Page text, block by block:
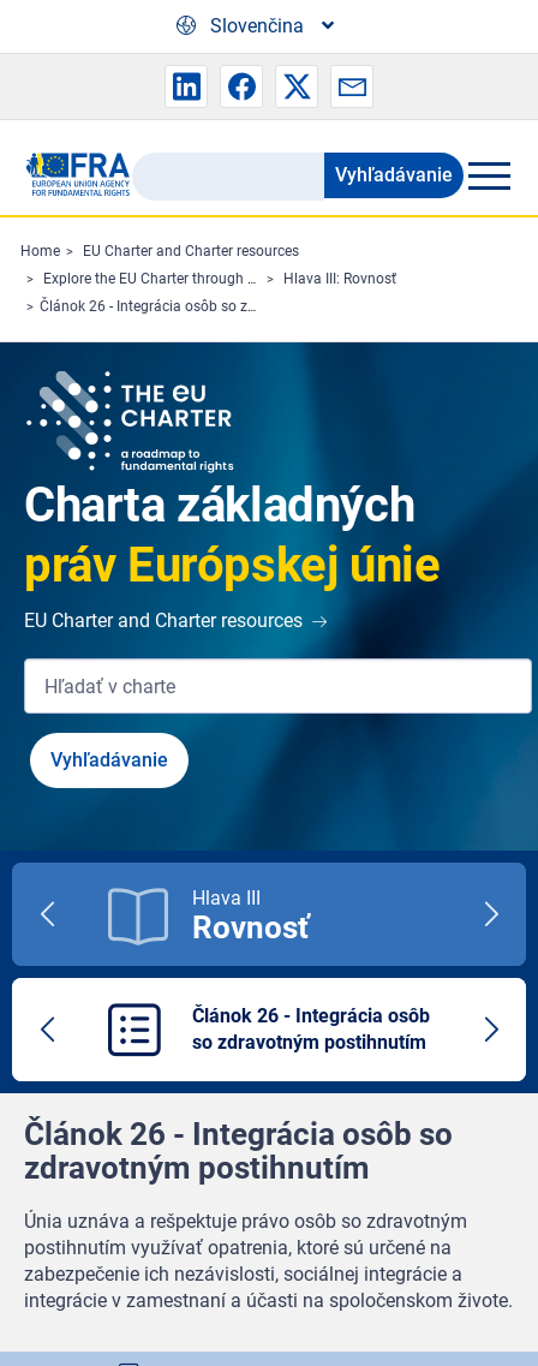
Slovenčina
Search
the
FRA
website
Vyhľadávanie
Home
EU Charter and Charter resources
Explore the EU Charter through Charterpedia
Hlava III: Rovnosť
Článok 26 - Integrácia osôb so zdravotným postihnutím
Charta základných
práv Európskej únie
EU Charter and Charter resources
Hlava III
Rovnosť
Previous
Článok 26 - Integrácia osôb
so zdravotným postihnutím
Článok 26 - Integrácia osôb so
zdravotným postihnutím
Únia uznáva a rešpektuje právo osôb so zdravotným
postihnutím využívať opatrenia, ktoré sú určené na
zabezpečenie ich nezávislosti, sociálnej integrácie a
integrácie v zamestnaní a účasti na spoločenskom živote.